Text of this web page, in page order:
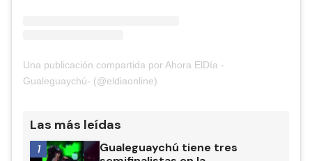
Una publicación compartida por Ahora ElDía -
Gualeguaychú- (@eldiaonline)
Las más leídas
Gualeguaychú tiene tres
1